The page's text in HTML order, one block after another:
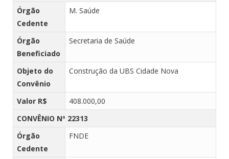
Órgão
Cedente
M. Saúde
Órgão
Beneficiado
Secretaria de Saúde
Objeto do
Convênio
Construção da UBS Cidade Nova
Valor R$
408.000,00
CONVÊNIO Nº 22313
Órgão
Cedente
FNDE